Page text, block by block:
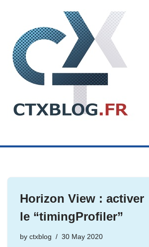
content
Horizon View : activer
le “timingProfiler”
by ctxblog 30 May 2020